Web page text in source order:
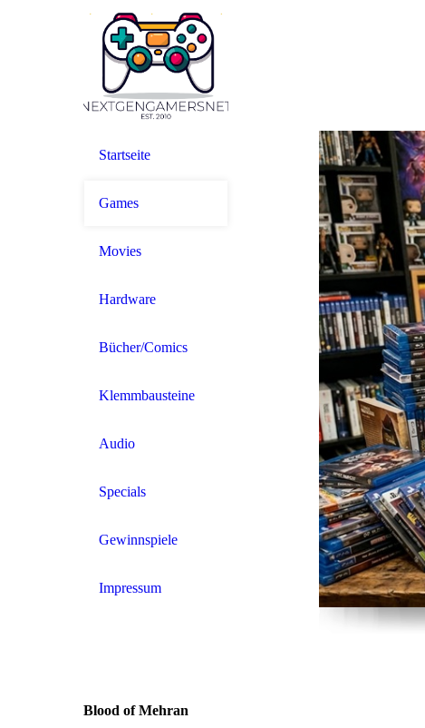
Startseite
Games
Movies
Hardware
Bücher/Comics
Klemmbausteine
Audio
Specials
Gewinnspiele
Impressum
Blood of Mehran